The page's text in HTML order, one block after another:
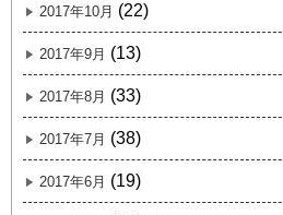
2017年10月 (22)
2017年9月 (13)
2017年8月 (33)
2017年7月 (38)
2017年6月 (19)